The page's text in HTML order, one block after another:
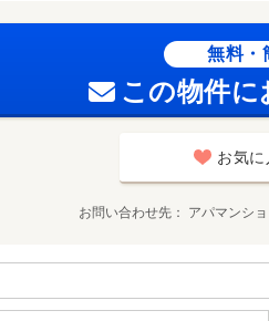
無料・
この物件に
お気に
お問い合わせ先 アパマンシ